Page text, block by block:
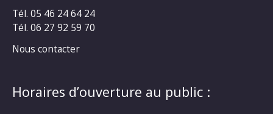
Tél. 05 46 24 64 24
Tél. 06 27 92 59 70
Nous contacter
Horaires d’ouverture au public :